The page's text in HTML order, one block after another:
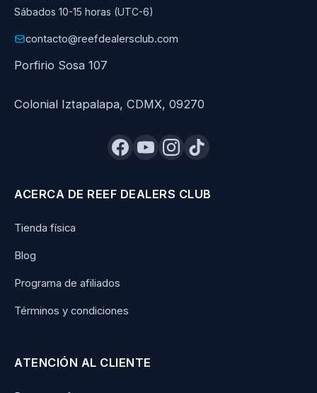
Sábados 10-15 horas (UTC-6)
contacto@reefdealersclub.com
Porfirio Sosa 107
Colonial Iztapalapa, CDMX, 09270
ACERCA DE REEF DEALERS CLUB
Tienda física
Blog
Programa de afiliados
Términos y condiciones
ATENCIÓN AL CLIENTE